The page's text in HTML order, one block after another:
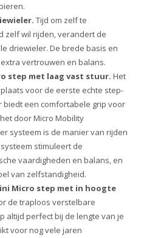
Tijd om zelf te
zelf wil rijden, verandert de
driewieler. De brede basis en
vertrouwen en balans.
step met laag vast stuur. Het
voor de eerste echte step-
biedt een comfortabele grip voor
door Micro Mobility
systeem is de manier van rijden
stimuleert de
vaardigheden en balans, en
van zelfstandigheid.
Micro step met in hoogte
de traploos verstelbare
altijd perfect bij de lengte van je
voor nog vele jaren